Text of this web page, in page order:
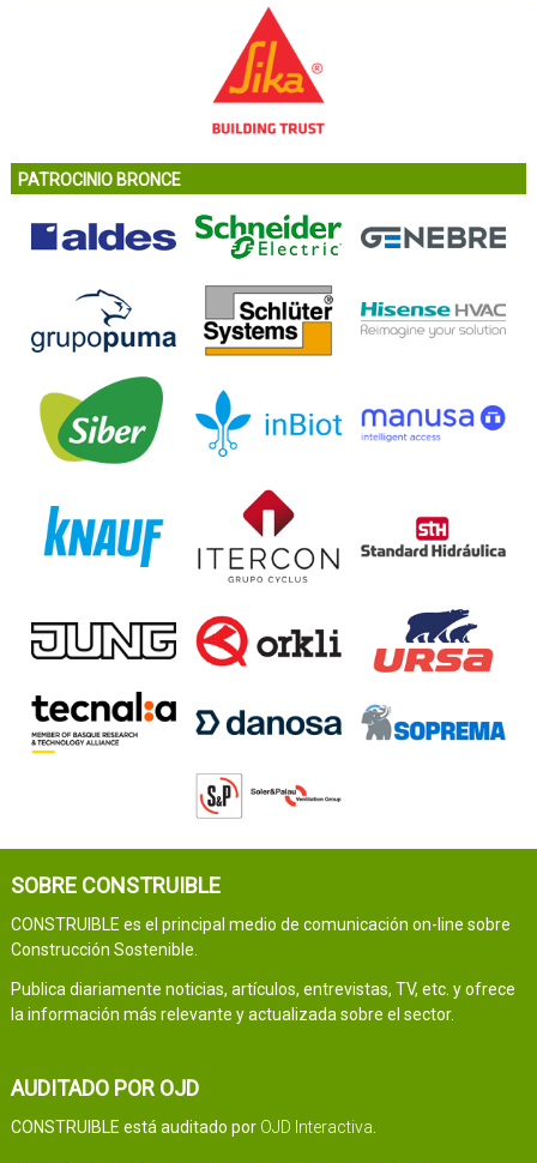
PATROCINIO BRONCE
SOBRE CONSTRUIBLE
CONSTRUIBLE es el principal medio de comunicación on-line sobre
Construcción Sostenible.
Publica diariamente noticias, artículos, entrevistas, TV, etc. y ofrece
la información más relevante y actualizada sobre el sector.
AUDITADO POR OJD
CONSTRUIBLE está auditado por OJD Interactiva.